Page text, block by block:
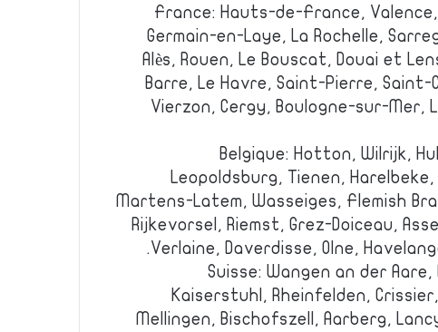
France: Hauts-de-France,
Germain-en-Laye, La Rochelle,
Alès, Rouen, Le Bouscat, Douai et
Barre, Le Havre, Saint-Pierre, Saint-
Vierzon, Cergy, Boulogne-sur-Mer,
Belgique: Hotton, Wilrijk,
Leopoldsburg, Tienen,
Martens-Latem, Wasseiges, Flemish
Rijkevorsel, Riemst, Grez-Doiceau,
Verlaine, Daverdisse, Olne,
Suisse: Wangen an der
Kaiserstuhl, Rheinfelden,
Mellingen, Bischofszell, Aarberg,